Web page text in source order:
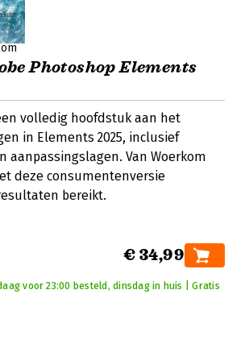
Photoshop Elements
volledig hoofdstuk aan het
in Elements 2025, inclusief
aanpassingslagen. Van Woerkom
deze consumentenversie
bereikt.
€ 34,99
voor 23:00 besteld, dinsdag in huis | Gratis